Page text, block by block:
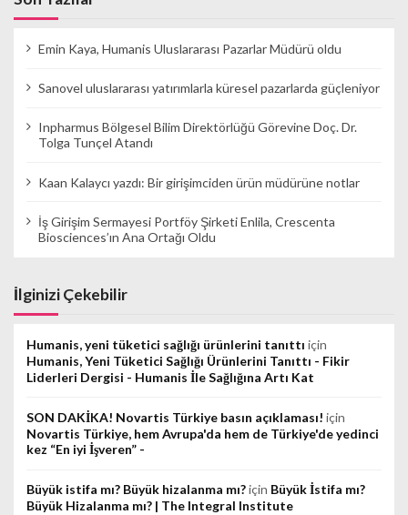
Emin Kaya, Humanis Uluslararası Pazarlar Müdürü oldu
Sanovel uluslararası yatırımlarla küresel pazarlarda güçleniyor
Inpharmus Bölgesel Bilim Direktörlüğü Görevine Doç. Dr.
Tolga Tunçel Atandı
Kaan Kalaycı yazdı: Bir girişimciden ürün müdürüne notlar
İş Girişim Sermayesi Portföy Şirketi Enlila, Crescenta
Biosciences’ın Ana Ortağı Oldu
İlginizi Çekebilir
Humanis, yeni tüketici sağlığı ürünlerini tanıttı için
Humanis, Yeni Tüketici Sağlığı Ürünlerini Tanıttı - Fikir
Liderleri Dergisi - Humanis İle Sağlığına Artı Kat
SON DAKİKA! Novartis Türkiye basın açıklaması! için
Novartis Türkiye, hem Avrupa'da hem de Türkiye'de yedinci
kez “En iyi İşveren” -
Büyük istifa mı? Büyük hizalanma mı?için Büyük İstifa mı?
Büyük Hizalanma mı? | The Integral Institute